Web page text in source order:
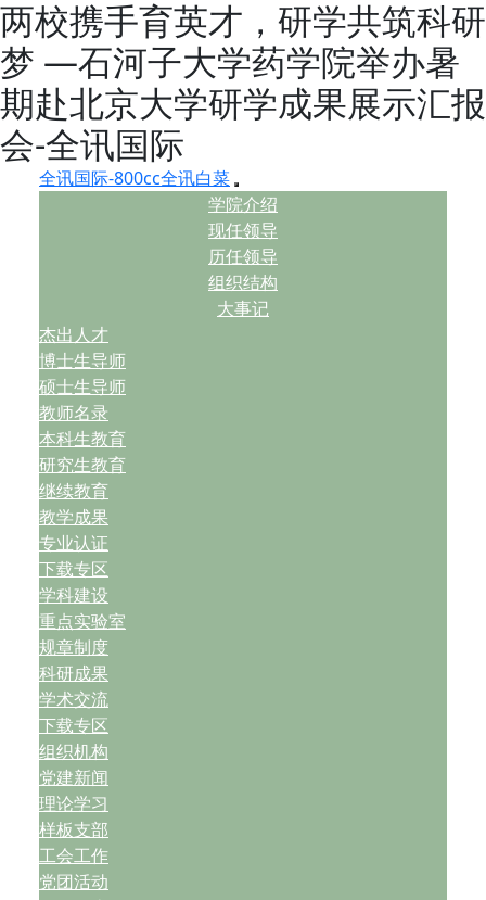
两校携手育英才，研学共筑科研
梦 —石河子大学药学院举办暑
期赴北京大学研学成果展示汇报
会-全讯国际
全讯国际-800cc全讯白菜
学院介绍
现任领导
历任领导
组织结构
大事记
杰出人才
博士生导师
硕士生导师
教师名录
本科生教育
研究生教育
继续教育
教学成果
专业认证
下载专区
学科建设
重点实验室
规章制度
科研成果
学术交流
下载专区
组织机构
党建新闻
理论学习
样板支部
工会工作
党团活动